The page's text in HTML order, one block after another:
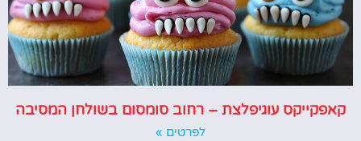
קאפקייקס עוגיפלצת – רחוב סומסום בשולחן המסיבה
לפרטים »